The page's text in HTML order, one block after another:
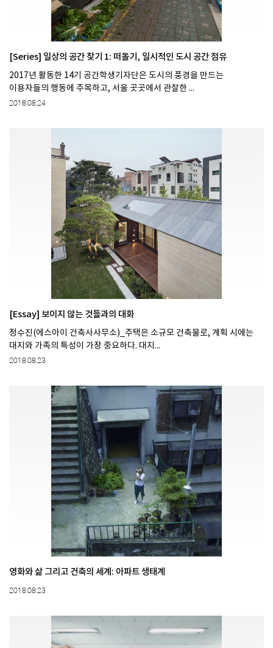
[Series] 일상의 공간 찾기 1: 떠돌기, 일시적인 도시 공간 점유
2017년 활동한 14기 공간학생기자단은 도시의 풍경을 만드는
이용자들의 행동에 주목하고, 서울 곳곳에서 관찰한 ...
2018.08.24
[Essay] 보이지 않는 것들과의 대화
정수진(에스아이 건축사사무소)_주택은 소규모 건축물로, 계획 시에는
대지와 가족의 특성이 가장 중요하다. 대지...
2018.08.23
영화와 삶 그리고 건축의 세계: 아파트 생태계
2018.08.23